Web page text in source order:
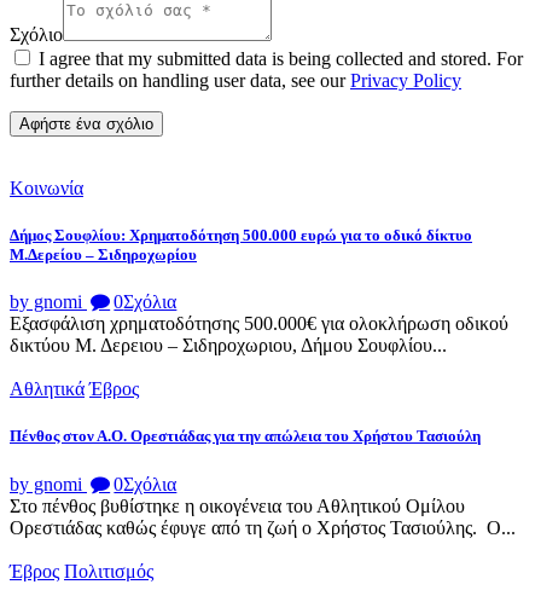
Σχόλιο
I agree that my submitted data is being collected and stored. For
further details on handling user data, see ourPrivacy Policy
Κοινωνία
Δήμος Σουφλίου: Χρηματοδότηση 500.000 ευρώ για το οδικό δίκτυο
Μ.Δερείου – Σιδηροχωρίου
by gnomi 0Σχόλια
Εξασφάλιση χρηματοδότησης 500.000€ για ολοκλήρωση οδικού
δικτύου Μ. Δερειου – Σιδηροχωριου, Δήμου Σουφλίου...
Αθλητικά Έβρος
Πένθος στον Α.Ο. Ορεστιάδας για την απώλεια του Χρήστου Τασιούλη
by gnomi 0Σχόλια
Στο πένθος βυθίστηκε η οικογένεια του Αθλητικού Ομίλου
Ορεστιάδας καθώς έφυγε από τη ζωή ο Χρήστος Τασιούλης. Ο...
Έβρος Πολιτισμός